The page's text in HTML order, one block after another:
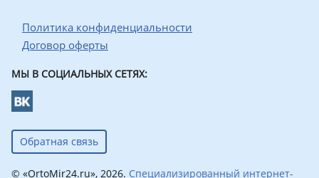
Политика конфиденциальности
Договор оферты
МЫ В СОЦИАЛЬНЫХ СЕТЯХ:
Обратная связь
© «OrtoMir24.ru», 2026. Специализированный интернет-